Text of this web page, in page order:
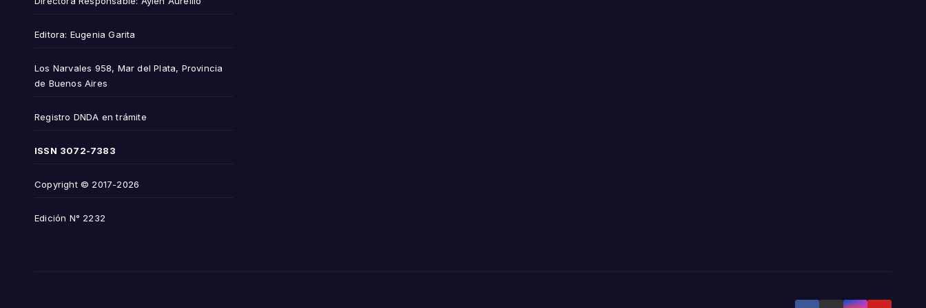
Editora: Eugenia Garita
Los Narvales 958, Mar del Plata, Provincia
de Buenos Aires
Registro DNDA en trámite
ISSN 3072-7383
Copyright © 2017-2026
Edición N° 2232